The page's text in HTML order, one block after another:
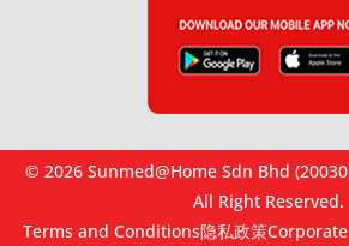
© 2026 Sunmed@Home Sdn Bhd
All Right Reserved.
Terms and Conditions隐私政策